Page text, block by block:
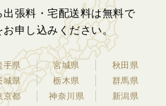
張料・宅配送料は無料で
申し込みください。
手県 宮城県
秋田県
城県 栃木県
群馬県
京都 神奈川県
新潟県